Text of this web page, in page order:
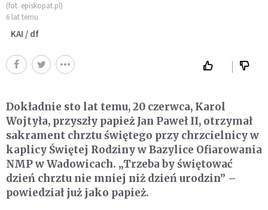
(fot. episkopat.pl)
6 lat temu
KAI / df
Dokładnie sto lat temu, 20 czerwca, Karol
Wojtyła, przyszły papież Jan Paweł II, otrzymał
sakrament chrztu świętego przy chrzcielnicy w
kaplicy Świętej Rodziny w Bazylice Ofiarowania
NMP w Wadowicach. „Trzeba by świętować
dzień chrztu nie mniej niż dzień urodzin” –
powiedział już jako papież.